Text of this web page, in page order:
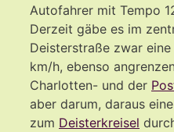
Autofahrer mit Tempo
Derzeit gäbe es im
Deisterstraße zwar
km/h, ebenso
Charlotten- und der
aber darum, daraus
zum Deisterkreisel